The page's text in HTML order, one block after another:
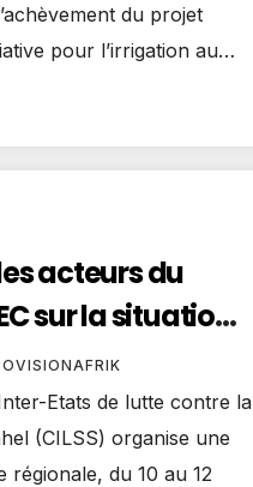
du projet
pour l’irrigation au…
acteurs du
sur la situation
en
et au Sahel
Etats de lutte contre la
(CILSS) organise une
du 10 au 12